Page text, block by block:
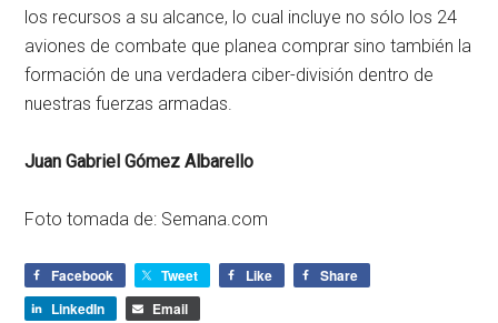
los recursos a su alcance, lo cual incluye no sólo los 24
aviones de combate que planea comprar sino también la
formación de una verdadera ciber-división dentro de
nuestras fuerzas armadas.
Juan Gabriel Gómez Albarello
Foto tomada de: Semana.com
Facebook Tweet Like
Share
LinkedIn
Email